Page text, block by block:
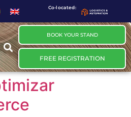
Co-located:
BOOK YOUR STAND
FREE REGISTRATION